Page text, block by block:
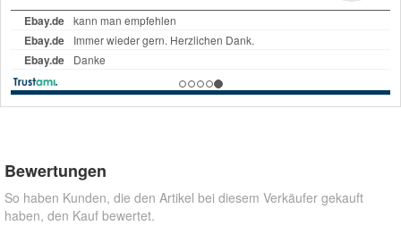
Bewertungen
So haben Kunden, die den Artikel bei diesem Verkäufer gekauft
haben, den Kauf bewertet.